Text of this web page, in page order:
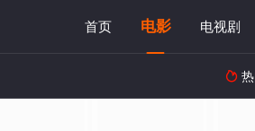
首页 电影 电视剧
